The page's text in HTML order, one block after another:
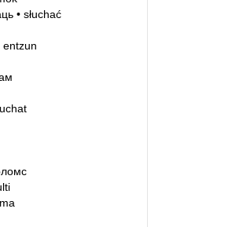
• słuchać
entzun